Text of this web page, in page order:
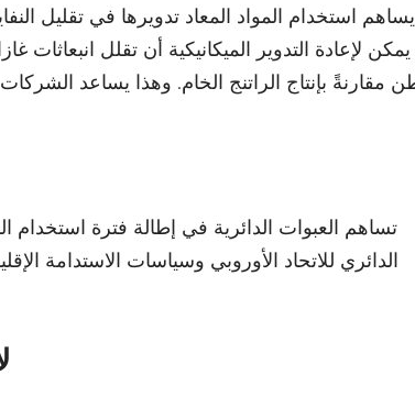
يساهم استخدام المواد المعاد تدويرها في تقليل
مقارنةً بإنتاج الراتنج الخام. وهذا يساعد الشركات
تساهم العبوات الدائرية في إطالة فترة استخدام
الدائري للاتحاد الأوروبي وسياسات الاستدامة